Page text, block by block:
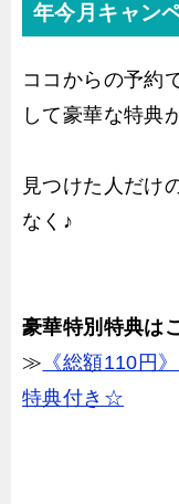
年今月キャン
ココからの予約
して豪華な特典
見つけた人だけ
なく♪
豪華特別特典は
≫ 《総額110円
特典付き☆